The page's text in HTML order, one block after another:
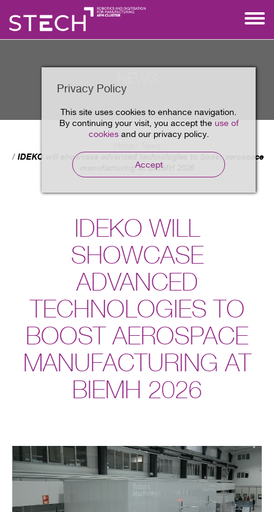
Privacy Policy
This site uses cookies to enhance navigation.
By continuing your visit, you accept the use of
cookiesand our privacy policy.
Accept
IDEKO will showcase advanced technologies to boost aerospace
manufacturing at BIEMH 2026
IDEKO WILL
SHOWCASE
ADVANCED
TECHNOLOGIES TO
BOOST AEROSPACE
MANUFACTURING AT
BIEMH 2026